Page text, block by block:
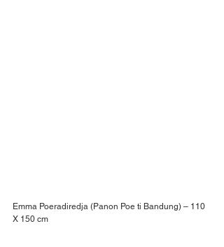
Emma Poeradiredja (Panon Poe ti Bandung) – 110
X 150 cm